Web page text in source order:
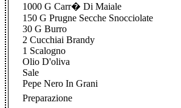
1000 G Carr� Di Maiale
150 G Prugne Secche Snocciolate
30 G Burro
2 Cucchiai Brandy
1 Scalogno
Olio D'oliva
Sale
Pepe Nero In Grani
Preparazione